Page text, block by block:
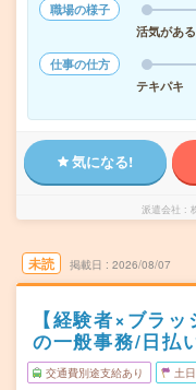
職場の様子
活気がある
仕事の仕方
テキパキ
気になる!
派遣会社
未読 掲載日 2026/08/07
【経験者×ブラ
の一般事務/日払
交通費別途支給あり 土